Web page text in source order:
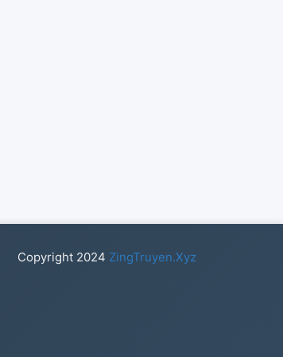
Copyright 2024 ZingTruyen.Xyz